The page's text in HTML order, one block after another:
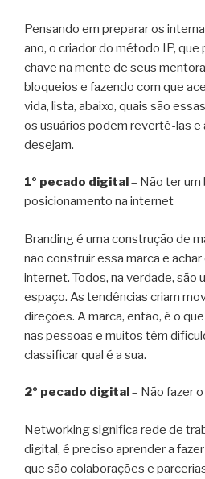
Pensando em preparar os
ano, o criador do método IP, que
chave na mente de seus
bloqueios e fazendo com que
vida, lista, abaixo, quais são
os usuários podem revertê-las e
desejam.
1º pecado digital – Não ter um
posicionamento na internet
Branding é uma construção de
não construir essa marca e
internet. Todos, na verdade, são
espaço. As tendências criam
direções. A marca, então, é o
nas pessoas e muitos têm
classificar qual é a sua.
2º pecado digital – Não fazer
Networking significa rede de
digital, é preciso aprender a
que são colaborações e